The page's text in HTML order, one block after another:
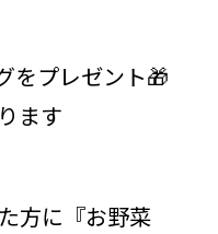
をプレゼント🎁
ます
方に『お野菜